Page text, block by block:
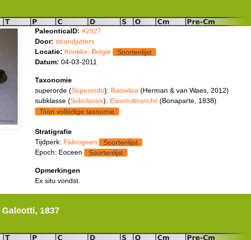
PaleonticaID: #2927
Door: strandjutters
Locatie: Knokke, België
Soortenlijst
Datum: 04-03-2011
Taxonomie
superorde (Superordo): Batoidea (Herman & van Waes, 2012)
subklasse (Subclassis): Elasmobranchii (Bonaparte, 1838)
Toon volledige taxnomie
Stratigrafie
Tijdperk: Paleogeen
Soortenlijst
Epoch: Eoceen
Soortenlijst
Opmerkingen
Ex situ vondst.
Galeotti, 1837